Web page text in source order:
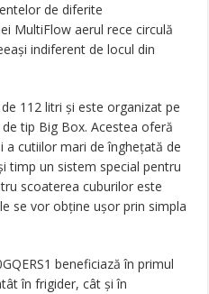
de diferite
MultiFlow aerul rece circulă
indiferent de locul din
112 litri și este organizat pe
tip Big Box. Acestea oferă
a cutiilor mari de înghețată de
timp un sistem special pentru
scoaterea cuburilor este
se vor obține ușor prin simpla
beneficiază în primul
în frigider, cât și în